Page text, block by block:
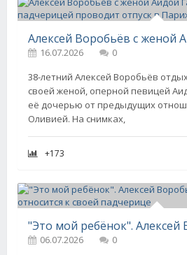
16.07.2026
0
38-летний Алексей Воробьёв
своей женой, оперной певицей
её дочерью от предыдущих
Оливией. На снимках,
+173
06.07.2026
0